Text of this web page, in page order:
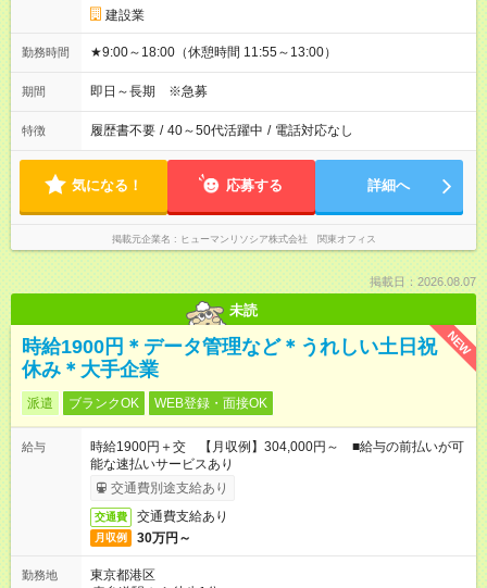
建設業
勤務時間 ★9:00～18:00（休憩時間 11:55～13:00）
期間 即日～長期 ※急募
特徴 履歴書不要 / 40～50代活躍中 / 電話対応なし
気になる！ 応募する 詳細へ
掲載元企業名 ヒューマンリソシア株式会社 関東オフィス
掲載日：2026.08.07
未読
NEW
時給1900円＊データ管理など＊うれしい土日祝
休み＊大手企業
派遣 ブランクOK WEB登録・面接OK
給与
時給1900円＋交 【月収例】304,000円～ ■給与の前払いが可
能な速払いサービスあり
交通費別途支給あり
交通費 交通費支給あり
月収例 30万円～
勤務地
東京都港区